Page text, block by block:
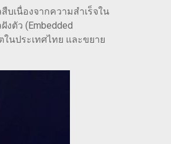
บเนื่องจากความสำเร็จใน
ตัว (Embedded
นประเทศไทย และขยาย